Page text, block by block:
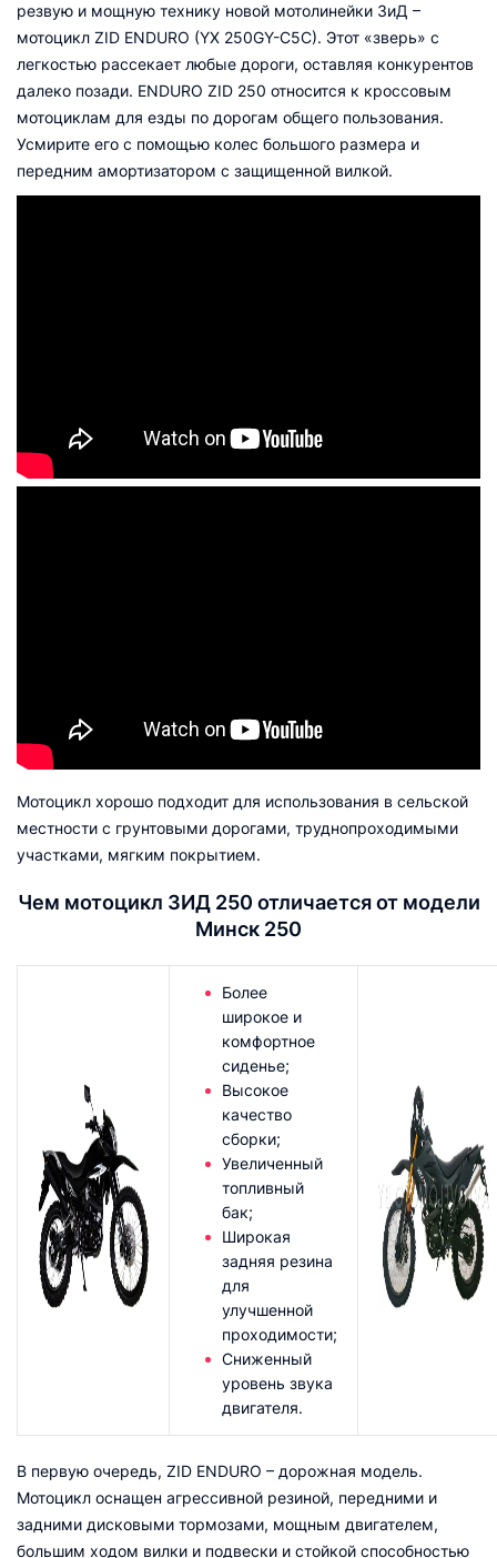
резвую и мощную технику новой мотолинейки ЗиД –
мотоцикл ZID ENDURO (YX 250GY-C5C). Этот «зверь» с
легкостью рассекает любые дороги, оставляя конкурентов
далеко позади. ENDURO ZID 250 относится к кроссовым
мотоциклам для езды по дорогам общего пользования.
Усмирите его с помощью колес большого размера и
передним амортизатором с защищенной вилкой.
Мотоцикл хорошо подходит для использования в сельской
местности с грунтовыми дорогами, труднопроходимыми
участками, мягким покрытием.
Чем мотоцикл ЗИД 250 отличается от модели
Минск 250
Более
широкое и
комфортное
сиденье;
Высокое
качество
сборки;
Увеличенный
топливный
бак;
Широкая
задняя резина
для
улучшенной
проходимости;
Сниженный
уровень звука
двигателя.
В первую очередь, ZID ENDURO – дорожная модель.
Мотоцикл оснащен агрессивной резиной, передними и
задними дисковыми тормозами, мощным двигателем,
большим ходом вилки и подвески и стойкой способностью